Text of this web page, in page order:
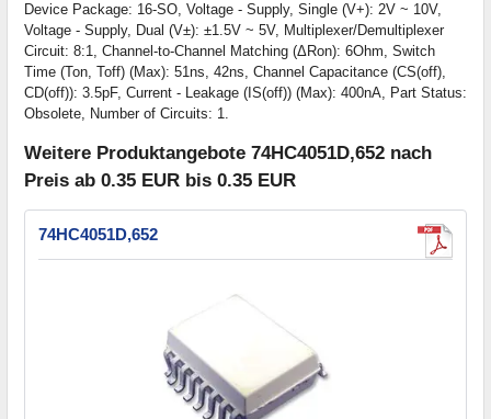
Device Package: 16-SO, Voltage - Supply, Single (V+): 2V ~ 10V,
Voltage - Supply, Dual (V±): ±1.5V ~ 5V, Multiplexer/Demultiplexer
Circuit: 8:1, Channel-to-Channel Matching (ΔRon): 6Ohm, Switch
Time (Ton, Toff) (Max): 51ns, 42ns, Channel Capacitance (CS(off),
CD(off)): 3.5pF, Current - Leakage (IS(off)) (Max): 400nA, Part Status:
Obsolete, Number of Circuits: 1.
Weitere Produktangebote 74HC4051D,652 nach
Preis ab 0.35 EUR bis 0.35 EUR
74HC4051D,652